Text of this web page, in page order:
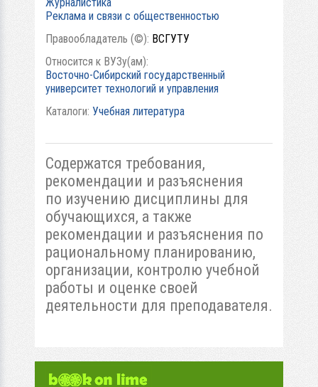
Реклама и связи с общественностью
Правообладатель (©): ВСГУТУ
Относится к ВУЗу(ам):
Восточно-Сибирский государственный
университет технологий и управления
Каталоги: Учебная литература
Содержатся требования,
рекомендации и разъяснения
по изучению дисциплины для
обучающихся, а также
рекомендации и разъяснения по
рациональному планированию,
организации, контролю учебной
работы и оценке своей
деятельности для преподавателя.